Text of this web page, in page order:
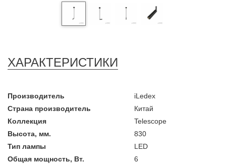
ХАРАКТЕРИСТИКИ
Производитель
iLedex
Страна производитель
Китай
Коллекция
Telescope
Высота, мм.
830
Тип лампы
LED
Общая мощность, Вт.
6